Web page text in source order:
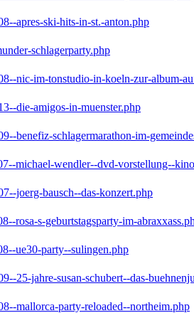
apres-ski-hits-in-st.-anton.php
schlagerparty.php
nic-im-tonstudio-in-koeln-zur-album-
die-amigos-in-muenster.php
benefiz-schlagermarathon-im-
michael-wendler--dvd-vorstellung--
joerg-bausch--das-konzert.php
rosa-s-geburtstagsparty-im-
ue30-party--sulingen.php
25-jahre-susan-schubert--das-
mallorca-party-reloaded--northeim.php